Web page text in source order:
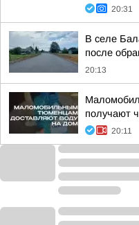
20:31
В селе
после
20:13
получают
20:11